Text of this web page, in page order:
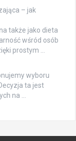
– jak
także jako dieta
wśród osób
prostym …
wyboru
ta jest
na …